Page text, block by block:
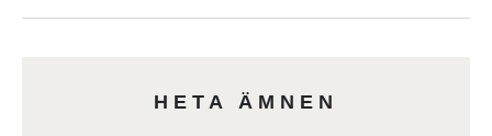
HETA ÄMNEN